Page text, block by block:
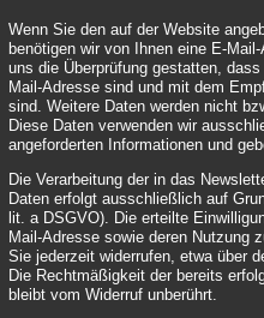
Wenn Sie den auf der Website
benötigen wir von Ihnen eine E-
uns die Überprüfung gestatten,
Mail-Adresse sind und mit dem
sind. Weitere Daten werden nicht
Diese Daten verwenden wir
angeforderten Informationen und
Die Verarbeitung der in das
Daten erfolgt ausschließlich auf
lit. a DSGVO). Die erteilte
Mail-Adresse sowie deren Nutzung
Sie jederzeit widerrufen, etwa über
Die Rechtmäßigkeit der bereits
bleibt vom Widerruf unberührt.